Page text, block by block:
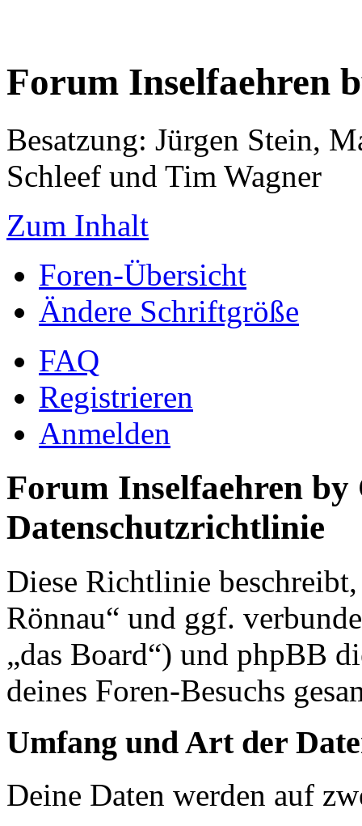
Forum Inselfaehren
Besatzung: Jürgen Stein,
Schleef und Tim Wagner
Zum Inhalt
Foren-Übersicht
Ändere Schriftgröße
FAQ
Registrieren
Anmelden
Forum Inselfaehren by
Datenschutzrichtlinie
Diese Richtlinie
Rönnau“ und ggf.
„das Board“) und phpBB
deines Foren-Besuchs
Umfang und Art der
Deine Daten werden auf